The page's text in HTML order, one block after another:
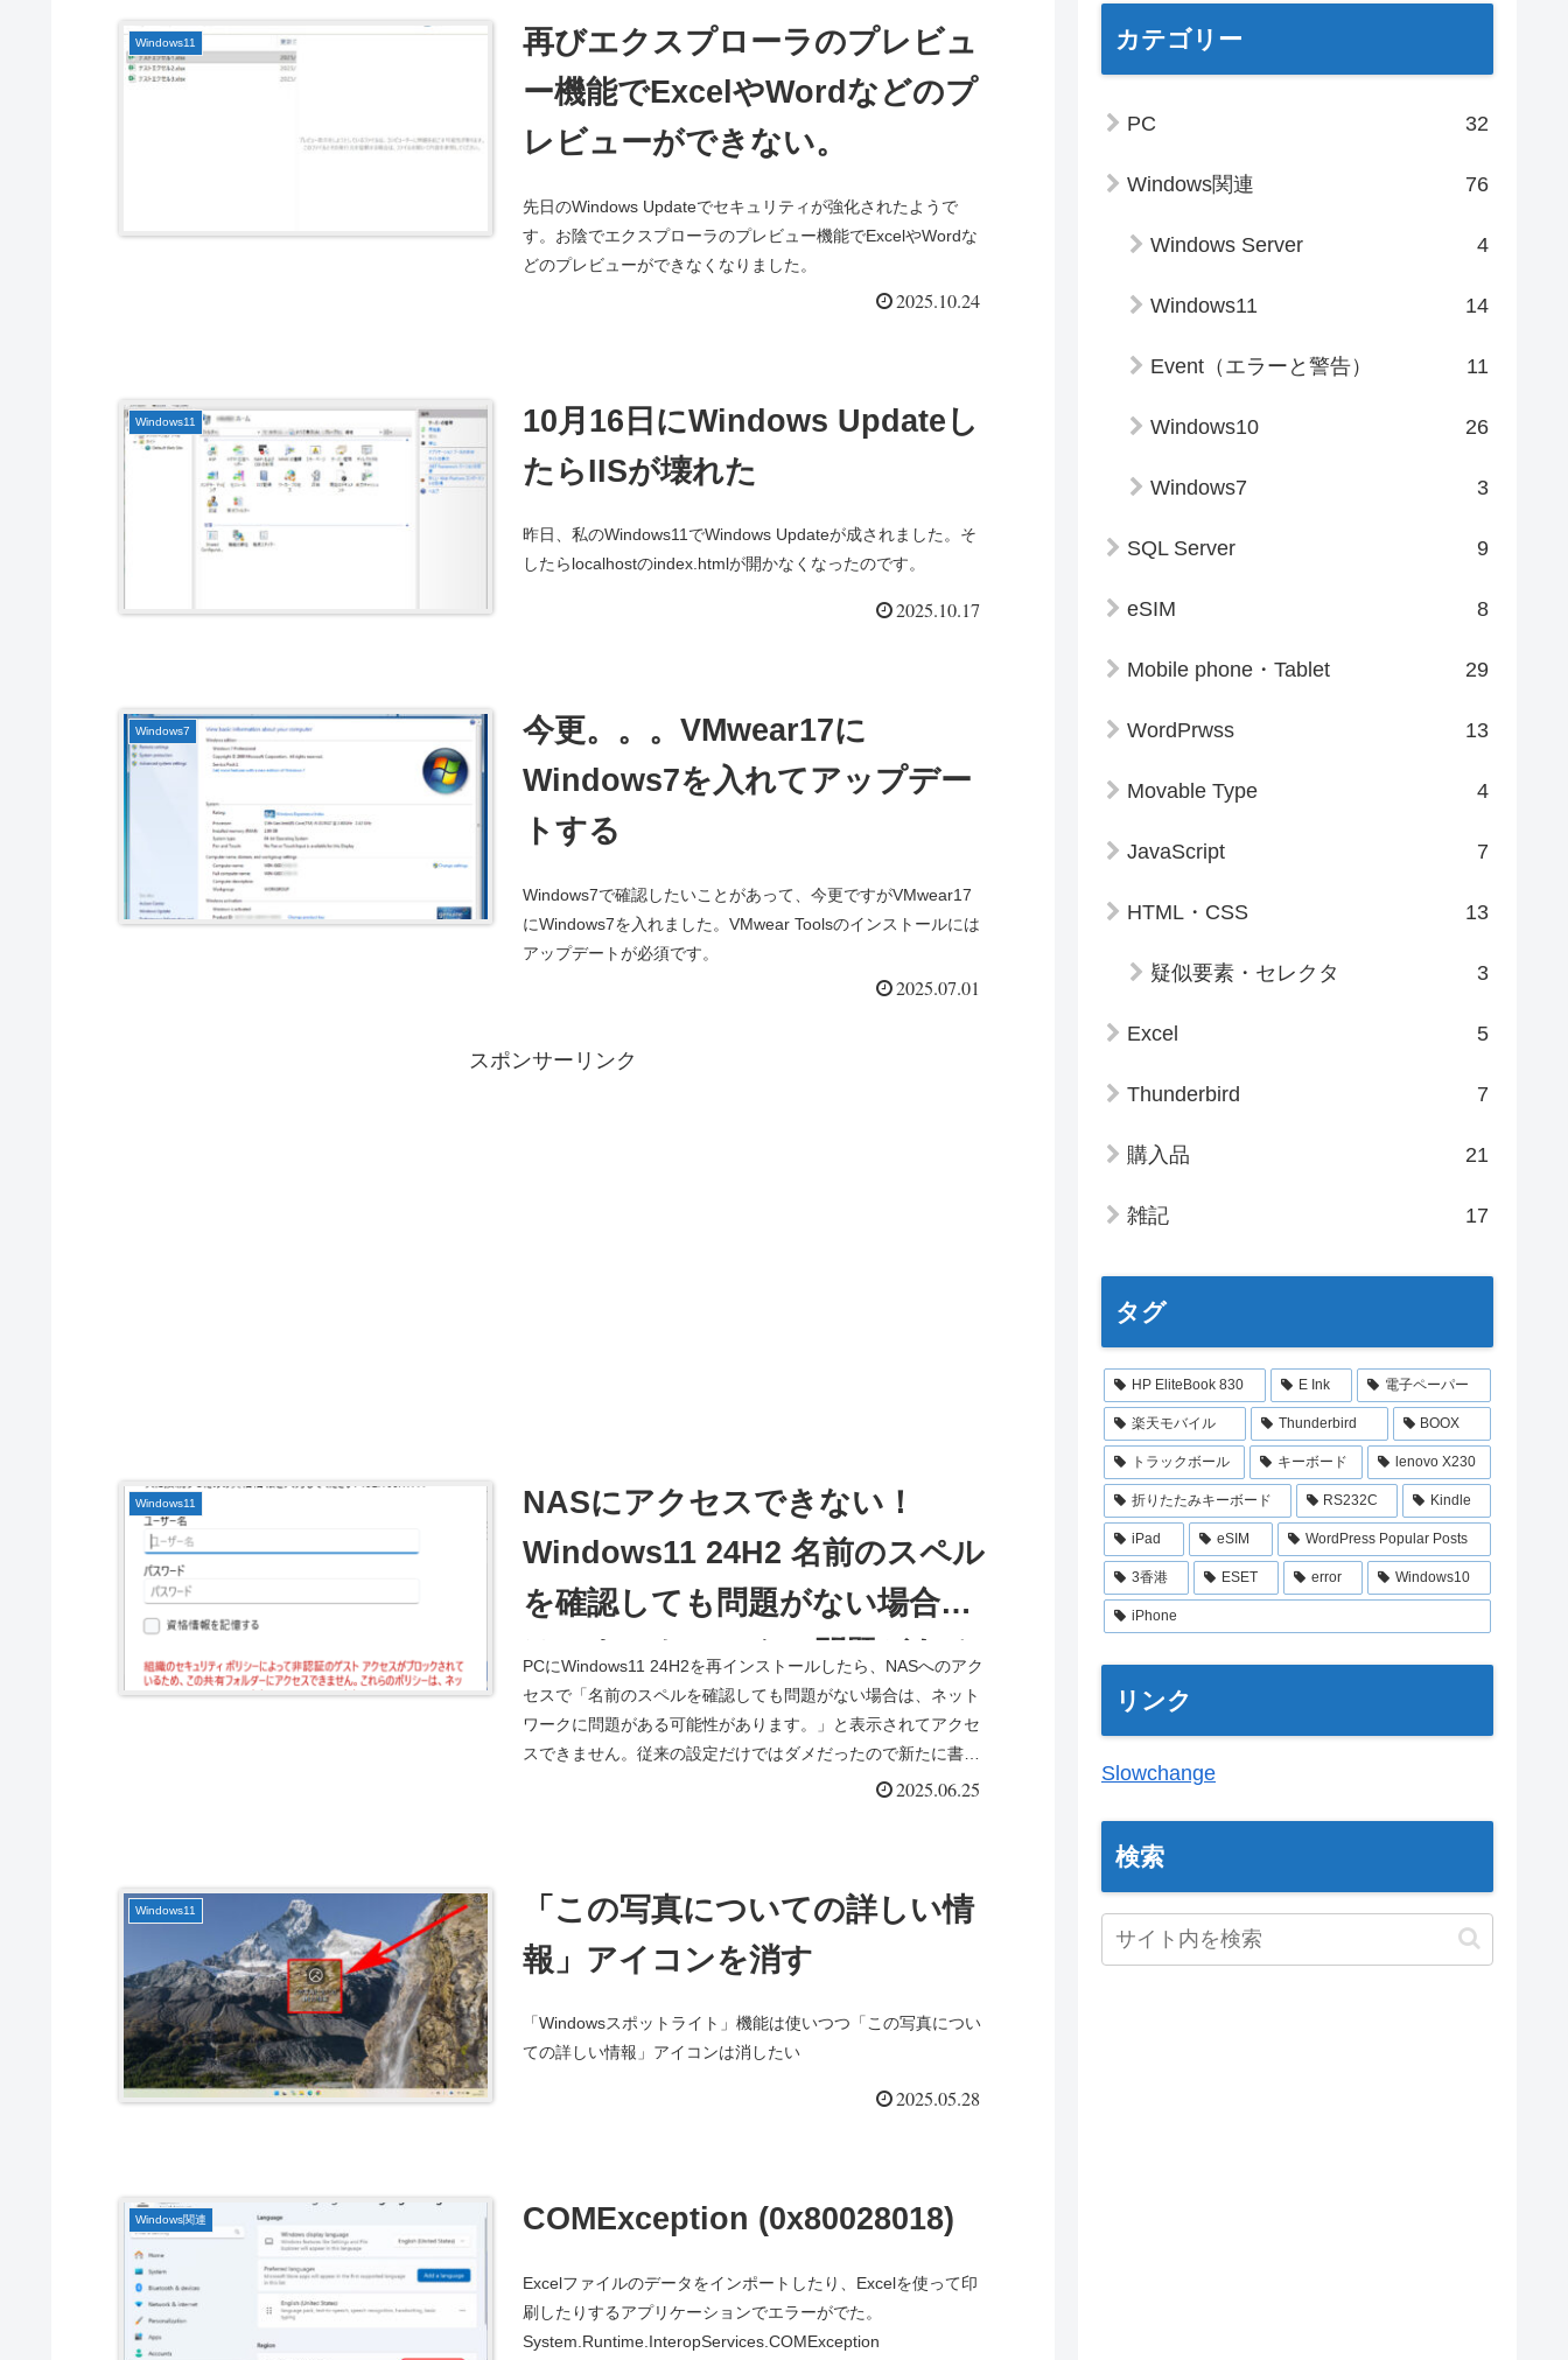
Windows11
再びエクスプローラのプレビュ
ー機能でExcelやWordなどのプ
レビューができない。
先日のWindows Updateでセキュリティが強化されたようで
す。お陰でエクスプローラのプレビュー機能でExcelやWordな
どのプレビューができなくなりました。
2025.10.24
Windows11
10月16日にWindows Updateし
たらIISが壊れた
昨日、私のWindows11でWindows Updateが成されました。そ
したらlocalhostのindex.htmlが開かなくなったのです。
2025.10.17
Windows7
今更。。。VMwear17に
Windows7を入れてアップデー
トする
Windows7で確認したいことがあって、今更ですがVMwear17
にWindows7を入れました。VMwear Toolsのインストールには
アップデートが必須です。
2025.07.01
スポンサーリンク
Windows11
NASにアクセスできない！
Windows11 24H2 名前のスペル
を確認しても問題がない場合
は、ネットワークに問題がある
可能性があります。
PCにWindows11 24H2を再インストールしたら、NASへのアク
セスで「名前のスペルを確認しても問題がない場合は、ネット
ワークに問題がある可能性があります。」と表示されてアクセ
スできません。従来の設定だけではダメだったので新たに書
2025.06.25
Windows11
「この写真についての詳しい情
報」アイコンを消す
「Windowsスポットライト」機能は使いつつ「この写真につい
ての詳しい情報」アイコンは消したい
2025.05.28
Windows関連 COMException (0x80028018)
Excelファイルのデータをインポートしたり、Excelを使って印
刷したりするアプリケーションでエラーがでた。
System.Runtime.InteropServices.COMException
カテゴリー
PC 32
Windows関連 76
Windows Server 4
Windows11 14
Event（エラーと警告） 11
Windows10 26
Windows7 3
SQL Server 9
eSIM 8
Mobile phone・Tablet 29
WordPrwss 13
Movable Type 4
JavaScript 7
HTML・CSS 13
疑似要素・セレクタ 3
Excel 5
Thunderbird 7
購入品 21
雑記 17
タグ
HP EliteBook 830 E Ink 電子ペーパー
楽天モバイル Thunderbird BOOX
トラックボール キーボード lenovo X230
折りたたみキーボード RS232C Kindle
iPad eSIM WordPress Popular Posts
3香港 ESET error Windows10
iPhone
リンク
Slowchange
検索